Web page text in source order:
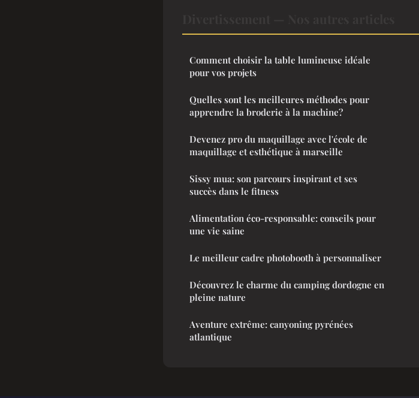
Comment choisir la table lumineuse idéale
pour vos projets
Quelles sont les meilleures méthodes pour
apprendre la broderie à la machine?
Devenez pro du maquillage avec l'école de
maquillage et esthétique à marseille
Sissy mua: son parcours inspirant et ses
succès dans le fitness
Alimentation éco-responsable: conseils pour
une vie saine
Le meilleur cadre photobooth à personnaliser
Découvrez le charme du camping dordogne en
pleine nature
Aventure extrême: canyoning pyrénées
atlantique